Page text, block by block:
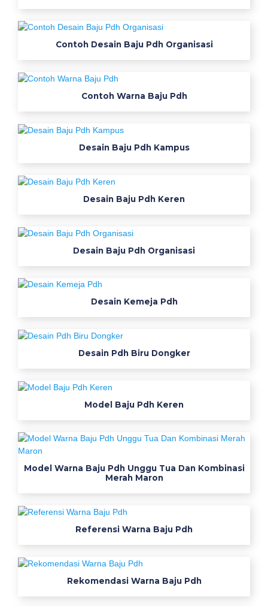
Contoh Desain Baju Pdh Organisasi
Contoh Warna Baju Pdh
Desain Baju Pdh Kampus
Desain Baju Pdh Keren
Desain Baju Pdh Organisasi
Desain Kemeja Pdh
Desain Pdh Biru Dongker
Model Baju Pdh Keren
Model Warna Baju Pdh Unggu Tua Dan Kombinasi
Merah Maron
Referensi Warna Baju Pdh
Rekomendasi Warna Baju Pdh